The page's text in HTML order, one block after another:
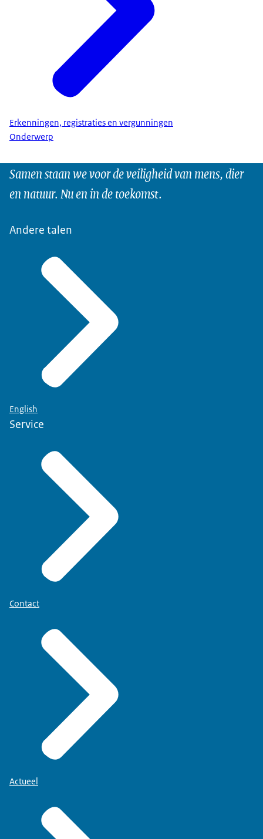
Erkenningen, registraties en vergunningen
Onderwerp
Samen staan we voor de veiligheid van mens, dier
en natuur. Nu en in de toekomst.
Andere talen
English
Service
Contact
Actueel